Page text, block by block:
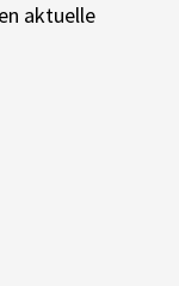
aktuelle